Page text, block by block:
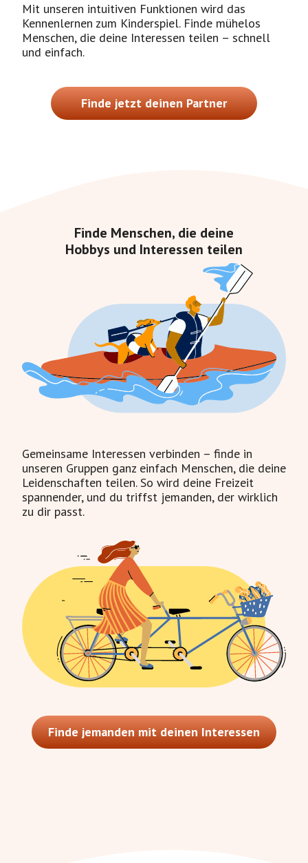
Mit unseren intuitiven Funktionen wird das
Kennenlernen zum Kinderspiel. Finde mühelos
Menschen, die deine Interessen teilen – schnell
und einfach.
Finde jetzt deinen Partner
Finde Menschen, die deine
Hobbys und Interessen teilen
Gemeinsame Interessen verbinden – finde in
unseren Gruppen ganz einfach Menschen, die deine
Leidenschaften teilen. So wird deine Freizeit
spannender, und du triffst jemanden, der wirklich
zu dir passt.
Finde jemanden mit deinen Interessen